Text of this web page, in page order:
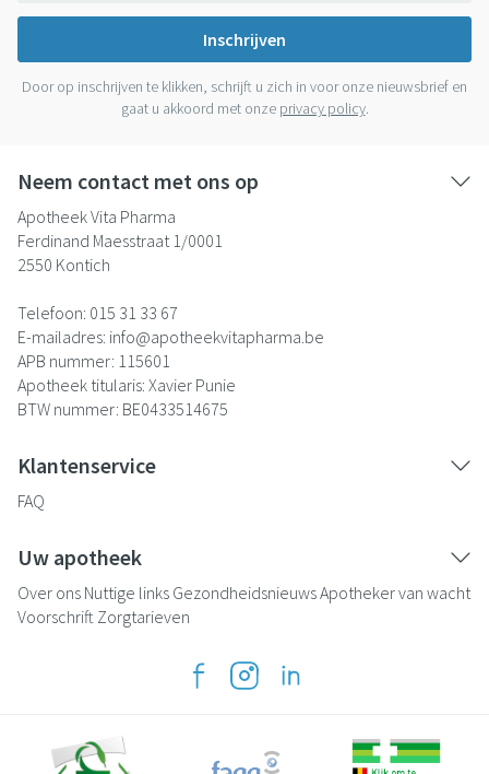
Inschrijven
Door op inschrijven te klikken, schrijft u zich in voor onze nieuwsbrief en
gaat u akkoord met onze privacy policy.
Neem contact met ons op
Apotheek Vita Pharma
Ferdinand Maesstraat 1/0001
2550 Kontich
Telefoon: 015 31 33 67
E-mailadres: info@apotheekvitapharma.be
APB nummer: 115601
Apotheek titularis: Xavier Punie
BTW nummer: BE0433514675
Klantenservice
FAQ
Uw apotheek
Over ons Nuttige links GezondheidsnieuwsApotheker van wacht
Voorschrift Zorgtarieven